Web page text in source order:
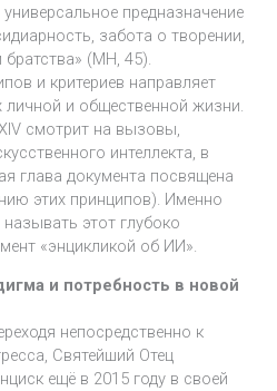
предназначение
забота о творении,
(MH, 45).
и критериев направляет
личной и общественной жизни.
смотрит на вызовы,
интеллекта, в
глава документа посвящена
этих принципов). Именно
этот глубоко
«энцикликой об ИИ».
и потребность в новой
непосредственно к
Святейший Отец
ещё в 2015 году в своей